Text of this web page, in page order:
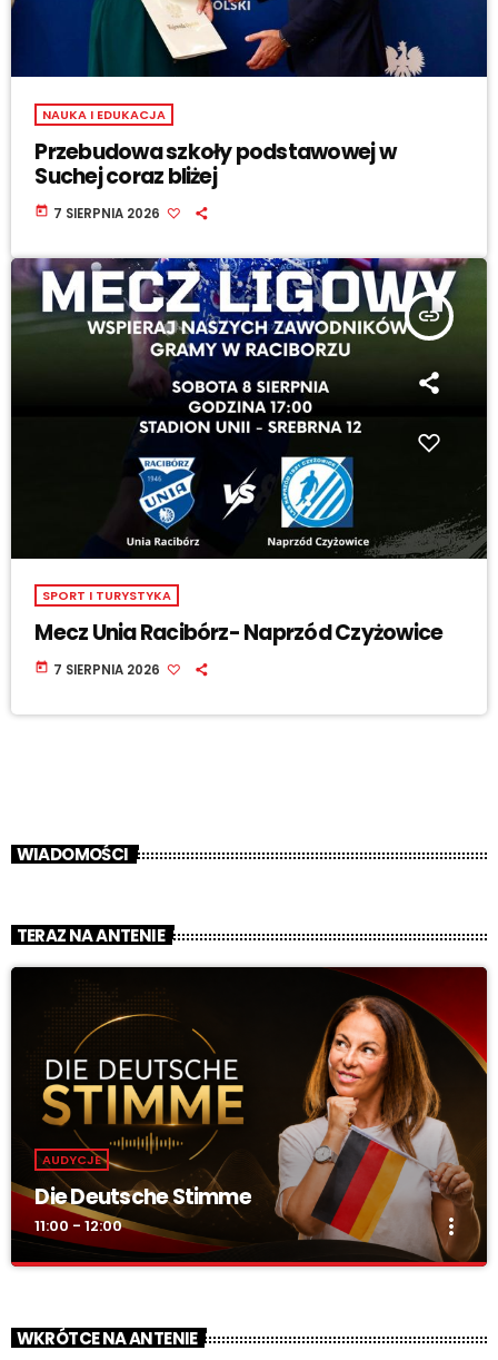
NAUKA I EDUKACJA
Przebudowa szkoły podstawowej w
Suchej coraz bliżej
today 7 SIERPNIA 2026
insert_link
SPORT I TURYSTYKA
Mecz Unia Racibórz- Naprzód Czyżowice
today 7 SIERPNIA 2026
WIADOMOŚCI
TERAZ NA ANTENIE
AUDYCJE
Die Deutsche Stimme
11:00 - 12:00 more_vert
„DIE DEUTSCHE STIMME” – w całości po niemiecku. Audycja
mniejszości niemieckiej o kulturze, tradycjach i wydarzeniach w
WKRÓTCE NA ANTENIE